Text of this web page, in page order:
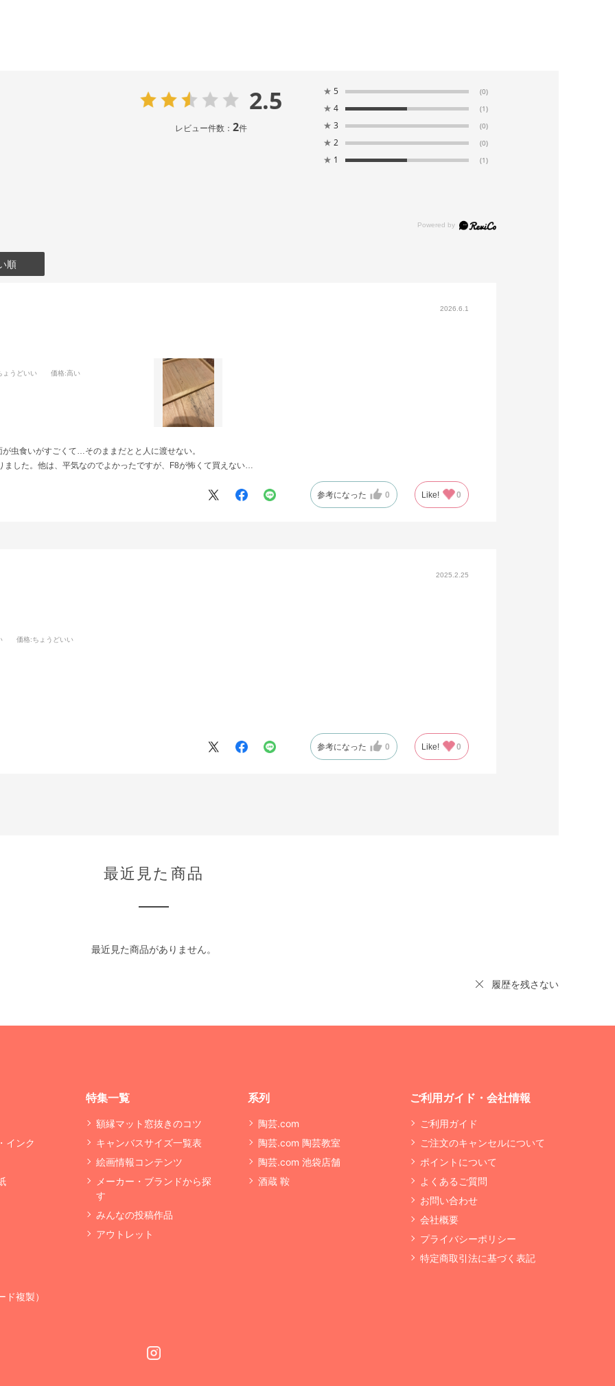
2.5
レビュー件数： 2件
★ 5 (0)
★ 4 (1)
★ 3 (0)
★ 2 (0)
★ 1 (1)
順
2026.6.1
ょうどいい 価格:高い
虫食いがすごくて…そのままだとと人に渡せない。
ました。他は、平気なのでよかったですが、F8が怖くて買えない…
参考になった 0 Like! 0
2025.2.25
価格:ちょうどいい
参考になった 0 Like! 0
最近見た商品
最近見た商品がありません。
履歴を残さない
インク
複製）
特集一覧
額縁マット窓抜きのコツ
キャンバスサイズ一覧表
絵画情報コンテンツ
メーカー・ブランドから探
す
みんなの投稿作品
アウトレット
系列
陶芸.com
陶芸.com 陶芸教室
陶芸.com 池袋店舗
酒蔵 鞍
ご利用ガイド・会社情報
ご利用ガイド
ご注文のキャンセルについて
ポイントについて
よくあるご質問
お問い合わせ
会社概要
プライバシーポリシー
特定商取引法に基づく表記